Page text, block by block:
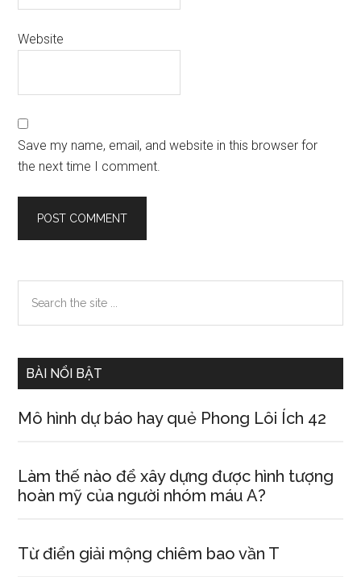
Website
Save my name, email, and website in this browser for
the next time I comment.
Primary
Sidebar
the
BÀI NỔI BẬT
Mô hình dự báo hay quẻ Phong Lôi Ích 42
Làm thế nào để xây dựng được hình tượng
hoàn mỹ của người nhóm máu A?
Từ điển giải mộng chiêm bao vần T